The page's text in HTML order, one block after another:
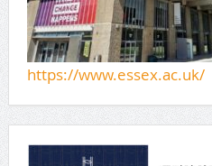
https://www.essex.ac.uk/